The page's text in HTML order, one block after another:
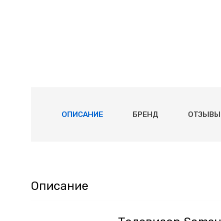
ОПИСАНИЕ БРЕНД ОТЗЫВЫ
Описание